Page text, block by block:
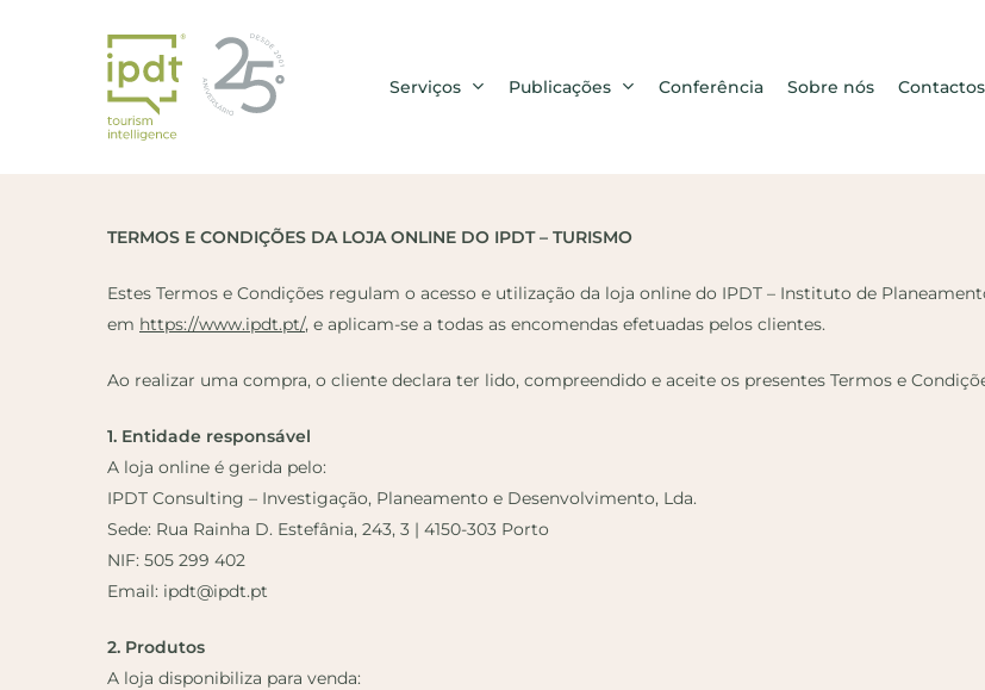
Serviços Publicações Conferência Sobre nós Contactos
TERMOS E CONDIÇÕES DA LOJA ONLINE DO IPDT – TURISMO
Estes Termos e Condições regulam o acesso e utilização da loja online do IPDT – Instituto de
em https://www.ipdt.pt/, e aplicam-se a todas as encomendas efetuadas pelos clientes.
Ao realizar uma compra, o cliente declara ter lido, compreendido e aceite os presentes Termos e
1. Entidade responsável
A loja online é gerida pelo:
IPDT Consulting – Investigação, Planeamento e Desenvolvimento, Lda.
Sede: Rua Rainha D. Estefânia, 243, 3 | 4150-303 Porto
NIF: 505 299 402
Email: ipdt@ipdt.pt
2. Produtos
A loja disponibiliza para venda: